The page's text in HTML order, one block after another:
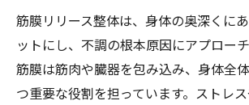
筋膜リリース整体は、身体の奥深くに
ットにし、不調の根本原因にアプローチ
筋膜は筋肉や臓器を包み込み、身体全
つ重要な役割を担っています。ストレ